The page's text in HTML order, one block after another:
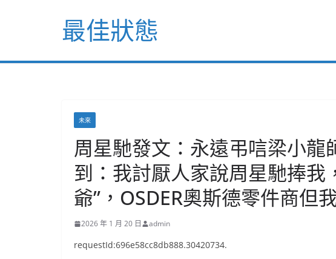
最佳狀態
未來
周星馳發文：永遠弔唁梁小龍
到：我討厭人家說周星馳捧我
爺”，OSDER奧斯德零件商但
2026 年 1 月 20 日 admin
requestId:696e58cc8db888.30420734.